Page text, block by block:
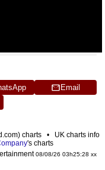
Email
charts • UK charts info
's charts
08/08/26 03h25:28 xx